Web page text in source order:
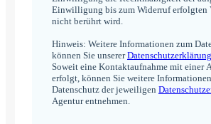
Einwilligung bis zum Widerruf erfolgten
nicht berührt wird.
Hinweis: Weitere Informationen zum
können Sie unsererDatenschutzerklärung
Soweit eine Kontaktaufnahme mit einer
erfolgt, können Sie weitere
Datenschutz der jeweiligen
Agentur entnehmen.